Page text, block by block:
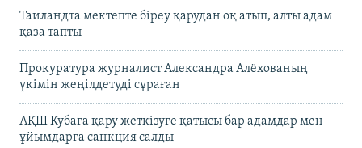
Таиландта мектепте біреу қарудан оқ атып, алты адам
қаза тапты
Прокуратура журналист Александра Алёхованың
үкімін жеңілдетуді сұраған
АҚШ Кубаға қару жеткізуге қатысы бар адамдар мен
ұйымдарға санкция салды